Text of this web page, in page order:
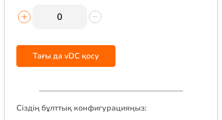
Тағы да vDC қосу
Сіздің бұлттық конфигурацияңыз: